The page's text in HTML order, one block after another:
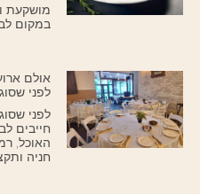
מושקעת
במקום
אולם
לפני
לפני
חייבים
האוכל,
חניה